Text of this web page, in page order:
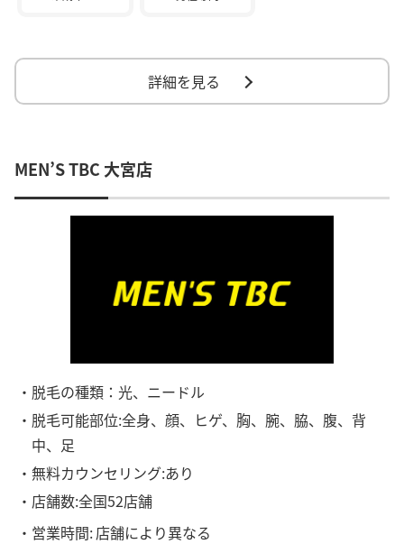
詳細を見る
MEN’S TBC 大宮店
・脱毛の種類：光、ニードル
・脱毛可能部位:全身、顔、ヒゲ、胸、腕、脇、腹、背
中、足
・無料カウンセリング:あり
・店舗数:全国52店舗
・営業時間:店舗により異なる